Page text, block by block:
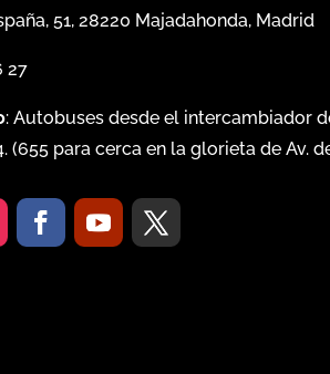
51, 28220 Majadahonda, Madrid
27
: Autobuses desde el intercambiador
. (655 para cerca en la glorieta de Av.